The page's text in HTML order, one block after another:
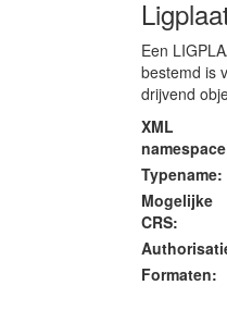
Een
bestemd is
drijvend
XML
Typename:
Mogelijke
CRS:
Formaten: